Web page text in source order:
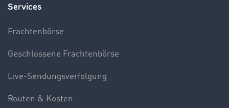
Services
Frachtenbörse
Geschlossene Frachtenbörse
Live-Sendungsverfolgung
Routen & Kosten